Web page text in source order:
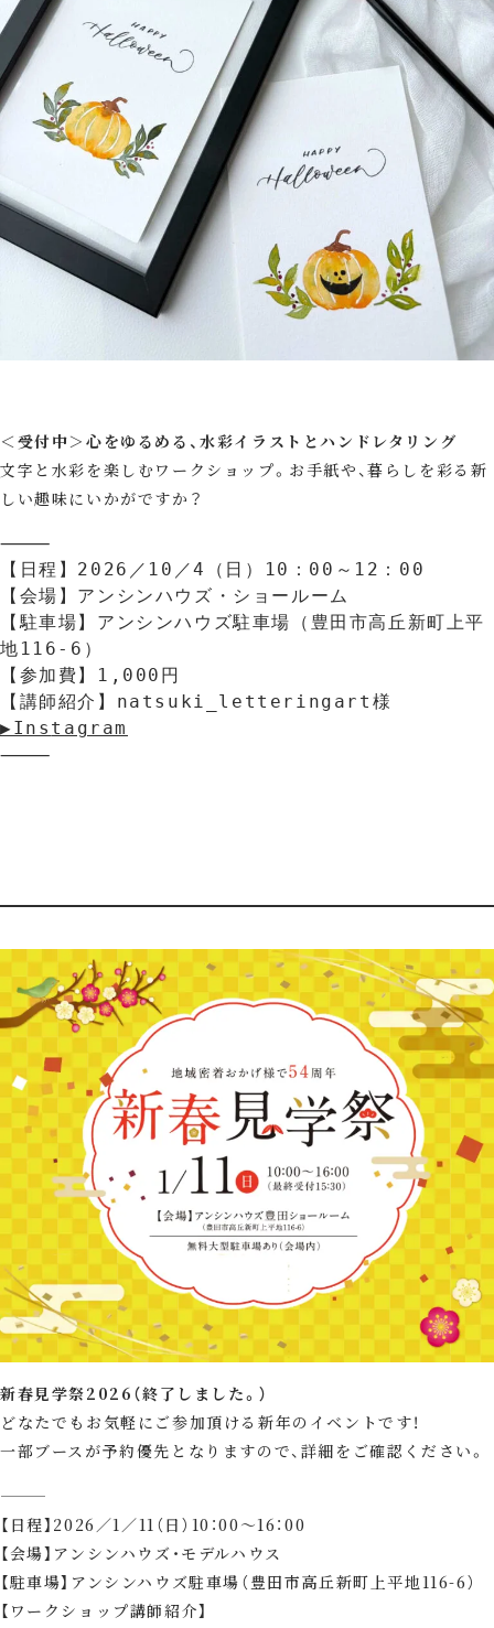
＜受付中＞ 心をゆるめる、水彩イラストとハンドレタリング
文字と水彩を楽しむワークショップ。お手紙や、暮らしを彩る新
しい趣味にいかがですか？
⸻
【日程】2026／10／4（日）10：00～12：00
【会場】アンシンハウズ・ショールーム
【駐車場】アンシンハウズ駐車場（豊田市高丘新町上平
地116-6）
【参加費】1,000円
【講師紹介】natsuki_letteringart様
▶Ins t agram
⸻
新春見学祭2026（終了しました。）
どなたでもお気軽にご参加頂ける新年のイベントです！
一部ブースが予約優先となりますので、詳細をご確認ください。
⸻
【日程】2026／1／11（日）10：00～16：00
【会場】アンシンハウズ・モデルハウス
【駐車場】アンシンハウズ駐車場（豊田市高丘新町上平地116-6）
【ワークショップ講師紹介】